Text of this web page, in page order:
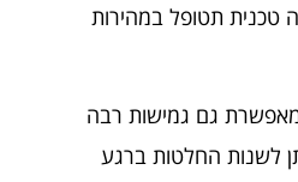
טכנית תטופל במהירות
גם גמישות רבה
לשנות החלטות ברגע